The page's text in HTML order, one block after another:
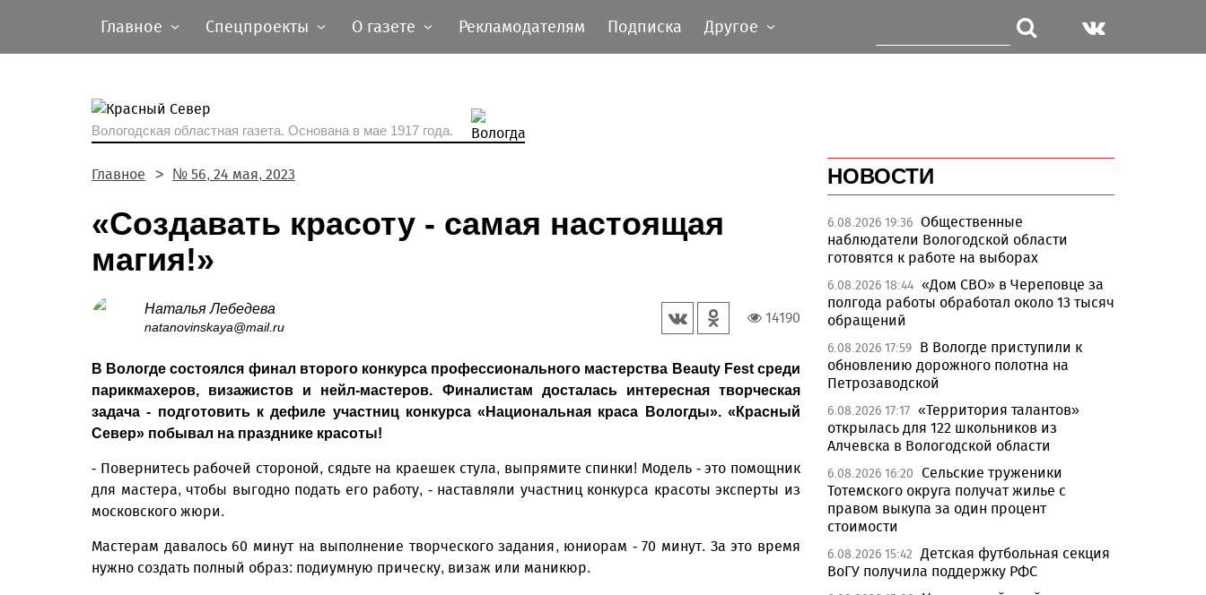
Главное Спецпроекты О газете Рекламодателям Подписка Другое
Вологодская областная газета. Основана в мае 1917 года.
Главное № 56, 24 мая, 2023
«Создавать красоту - самая настоящая
магия!»
Наталья Лебедева
natanovinskaya@mail.ru
14190
В Вологде состоялся финал второго конкурса профессионального мастерства Beauty Fest среди
парикмахеров, визажистов и нейл-мастеров. Финалистам досталась интересная творческая
задача - подготовить к дефиле участниц конкурса «Национальная краса Вологды». «Красный
Север» побывал на празднике красоты!
- Повернитесь рабочей стороной, сядьте на краешек стула, выпрямите спинки! Модель - это помощник
для мастера, чтобы выгодно подать его работу, - наставляли участниц конкурса красоты эксперты из
московского жюри.
Мастерам давалось 60 минут на выполнение творческого задания, юниорам - 70 минут. За это время
нужно создать полный образ: подиумную прическу, визаж или маникюр.
НОВОСТИ
6.08.2026 19:36 Общественные
наблюдатели Вологодской области
готовятся к работе на выборах
6.08.2026 18:44 «Дом СВО» в Череповце за
полгода работы обработал около 13 тысяч
обращений
6.08.2026 17:59 В Вологде приступили к
обновлению дорожного полотна на
Петрозаводской
6.08.2026 17:17 «Территория талантов»
открылась для 122 школьников из
Алчевска в Вологодской области
6.08.2026 16:20 Сельские труженики
Тотемского округа получат жилье с
правом выкупа за один процент
стоимости
6.08.2026 15:42 Детская футбольная секция
ВоГУ получила поддержку РФС